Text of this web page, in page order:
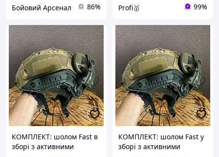
Бойовий Арсенал 86% Profi🥇 99%
КОМПЛЕКТ: шолом Fast в
зборі з активними
КОМПЛЕКТ: шолом Fast у
зборі з активними